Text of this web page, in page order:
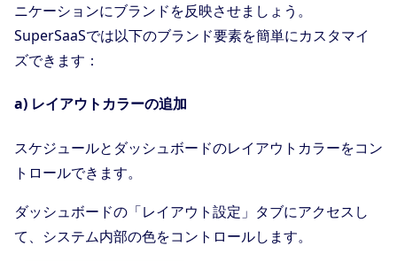
ニケーションにブランドを反映させましょう。
SuperSaaSでは以下のブランド要素を簡単にカスタマイ
ズできます：
a) レイアウトカラーの追加
スケジュールとダッシュボードのレイアウトカラーをコン
トロールできます。
ダッシュボードの「レイアウト設定」タブにアクセスし
て、システム内部の色をコントロールします。